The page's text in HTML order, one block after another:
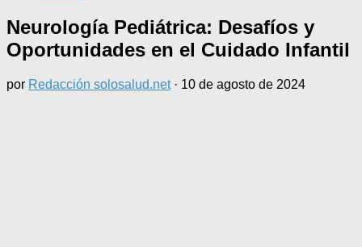
Neurología Pediátrica: Desafíos y
Oportunidades en el Cuidado Infantil
por Redacción solosalud.net · 10 de agosto de 2024